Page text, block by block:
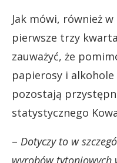
Jak mówi, również
pierwsze trzy
zauważyć, że
papierosy i
pozostają
statystycznego
– Dotyczy to w
wyrobów tytoniowych